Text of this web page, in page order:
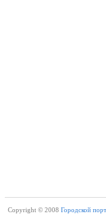
Copyright © 2008 Городской